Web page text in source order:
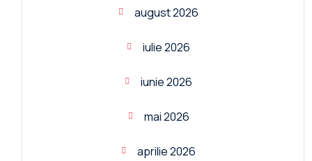
august 2026
iulie 2026
iunie 2026
mai 2026
aprilie 2026